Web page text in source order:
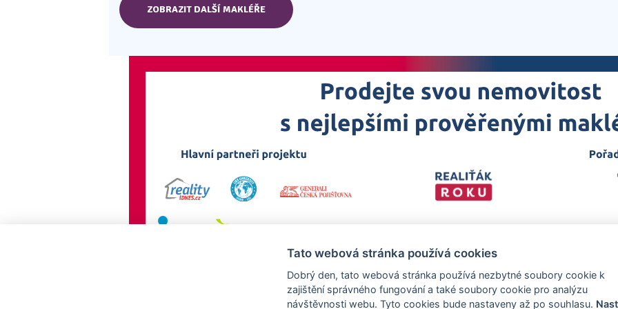
ZOBRAZIT DALŠÍ MAKLÉŘE
Tato webová stránka používá cookies
Dobrý den, tato webová stránka používá nezbytné soubory cookie k
zajištění správného fungování a také soubory cookie pro analýzu
návštěvnosti webu. Tyto cookies bude nastaveny až po souhlasu.